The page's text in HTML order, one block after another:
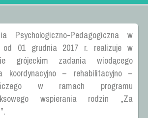
orzeczeń
Rozwoju
Psychologiczno-Pedagogiczna w
od 01 grudnia 2017 r. realizuje w
grójeckim zadania wiodącego
koordynacyjno – rehabilitacyjno –
w ramach programu
wspierania rodzin „Za